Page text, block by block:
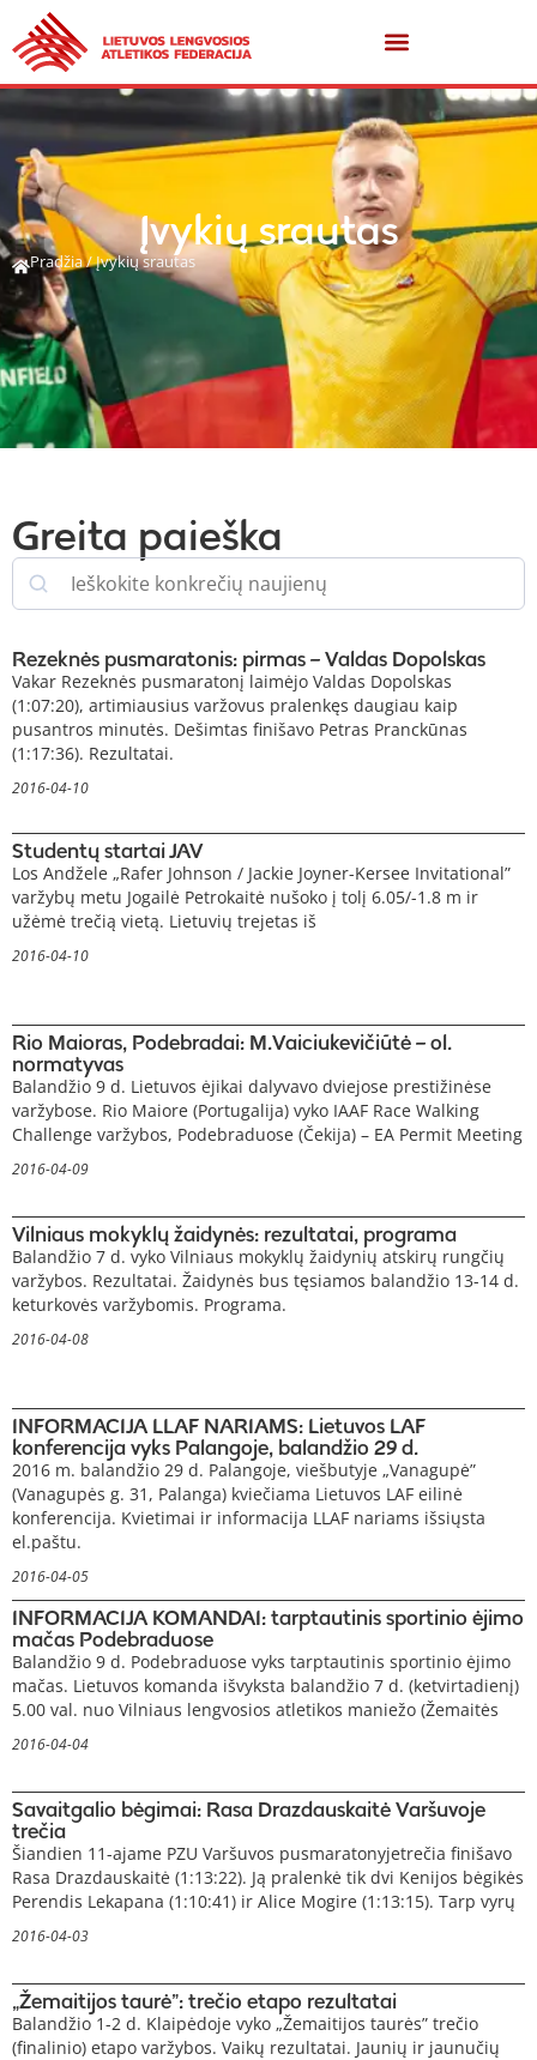
Įvykių srautas
Pradžia/Įvykių srautas
Greita paieška
Rezeknės pusmaratonis: pirmas – Valdas Dopolskas
Vakar Rezeknės pusmaratonį laimėjo Valdas Dopolskas
(1:07:20), artimiausius varžovus pralenkęs daugiau kaip
pusantros minutės. Dešimtas finišavo Petras Pranckūnas
(1:17:36). Rezultatai.
2016-04-10
Studentų startai JAV
Los Andžele „Rafer Johnson / Jackie Joyner-Kersee Invitational”
varžybų metu Jogailė Petrokaitė nušoko į tolį 6.05/-1.8 m ir
užėmė trečią vietą. Lietuvių trejetas iš
2016-04-10
Rio Maioras, Podebradai: M.Vaiciukevičiūtė – ol.
normatyvas
Balandžio 9 d. Lietuvos ėjikai dalyvavo dviejose prestižinėse
varžybose. Rio Maiore (Portugalija) vyko IAAF Race Walking
Challenge varžybos, Podebraduose (Čekija) – EA Permit Meeting
2016-04-09
Vilniaus mokyklų žaidynės: rezultatai, programa
Balandžio 7 d. vyko Vilniaus mokyklų žaidynių atskirų rungčių
varžybos. Rezultatai. Žaidynės bus tęsiamos balandžio 13-14 d.
keturkovės varžybomis. Programa.
2016-04-08
INFORMACIJA LLAF NARIAMS: Lietuvos LAF
konferencija vyks Palangoje, balandžio 29 d.
2016 m. balandžio 29 d. Palangoje, viešbutyje „Vanagupė”
(Vanagupės g. 31, Palanga) kviečiama Lietuvos LAF eilinė
konferencija. Kvietimai ir informacija LLAF nariams išsiųsta
el.paštu.
2016-04-05
INFORMACIJA KOMANDAI: tarptautinis sportinio ėjimo
mačas Podebraduose
Balandžio 9 d. Podebraduose vyks tarptautinis sportinio ėjimo
mačas. Lietuvos komanda išvyksta balandžio 7 d. (ketvirtadienį)
5.00 val. nuo Vilniaus lengvosios atletikos maniežo (Žemaitės
2016-04-04
Savaitgalio bėgimai: Rasa Drazdauskaitė Varšuvoje
trečia
Šiandien 11-ajame PZU Varšuvos pusmaratonyjetrečia finišavo
Rasa Drazdauskaitė (1:13:22). Ją pralenkė tik dvi Kenijos bėgikės
Perendis Lekapana (1:10:41) ir Alice Mogire (1:13:15). Tarp vyrų
2016-04-03
„Žemaitijos taurė”: trečio etapo rezultatai
Balandžio 1-2 d. Klaipėdoje vyko „Žemaitijos taurės” trečio
(finalinio) etapo varžybos. Vaikų rezultatai. Jaunių ir jaunučių